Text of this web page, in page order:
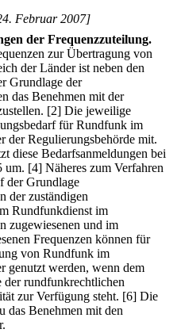
Februar 2007]
der Frequenzzuteilung.
zur Übertragung von
der Länder ist neben den
Grundlage der
das Benehmen mit der
[2] Die jeweilige
für Rundfunk im
der Regulierungsbehörde mit.
diese Bedarfsanmeldungen bei
um. [4] Näheres zum Verfahren
der Grundlage
der zuständigen
Rundfunkdienst im
zugewiesenen und im
Frequenzen können für
von Rundfunk im
genutzt werden, wenn dem
rundfunkrechtlichen
zur Verfügung steht. [6] Die
das Benehmen mit den